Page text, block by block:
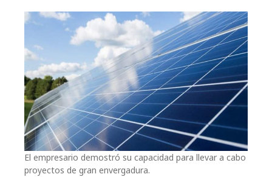
El empresario demostró su capacidad para llevar a cabo
proyectos de gran envergadura.